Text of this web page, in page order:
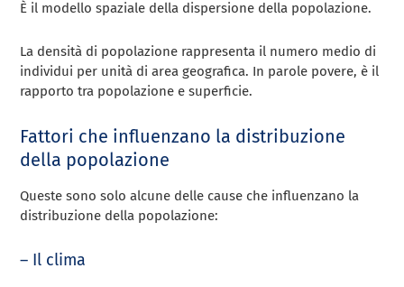
È il modello spaziale della dispersione della popolazione.
La densità di popolazione rappresenta il numero medio di
individui per unità di area geografica. In parole povere, è il
rapporto tra popolazione e superficie.
Fattori che influenzano la distribuzione
della popolazione
Queste sono solo alcune delle cause che influenzano la
distribuzione della popolazione:
– Il clima